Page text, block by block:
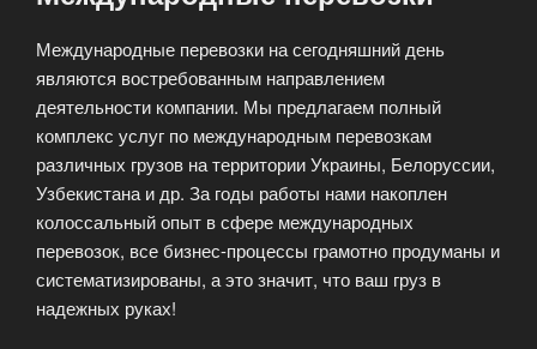
Международные перевозки на сегодняшний день
являются востребованным направлением
деятельности компании. Мы предлагаем полный
комплекс услуг по международным перевозкам
различных грузов на территории Украины, Белоруссии,
Узбекистана и др. За годы работы нами накоплен
колоссальный опыт в сфере международных
перевозок, все бизнес-процессы грамотно продуманы и
систематизированы, а это значит, что ваш груз в
надежных руках!